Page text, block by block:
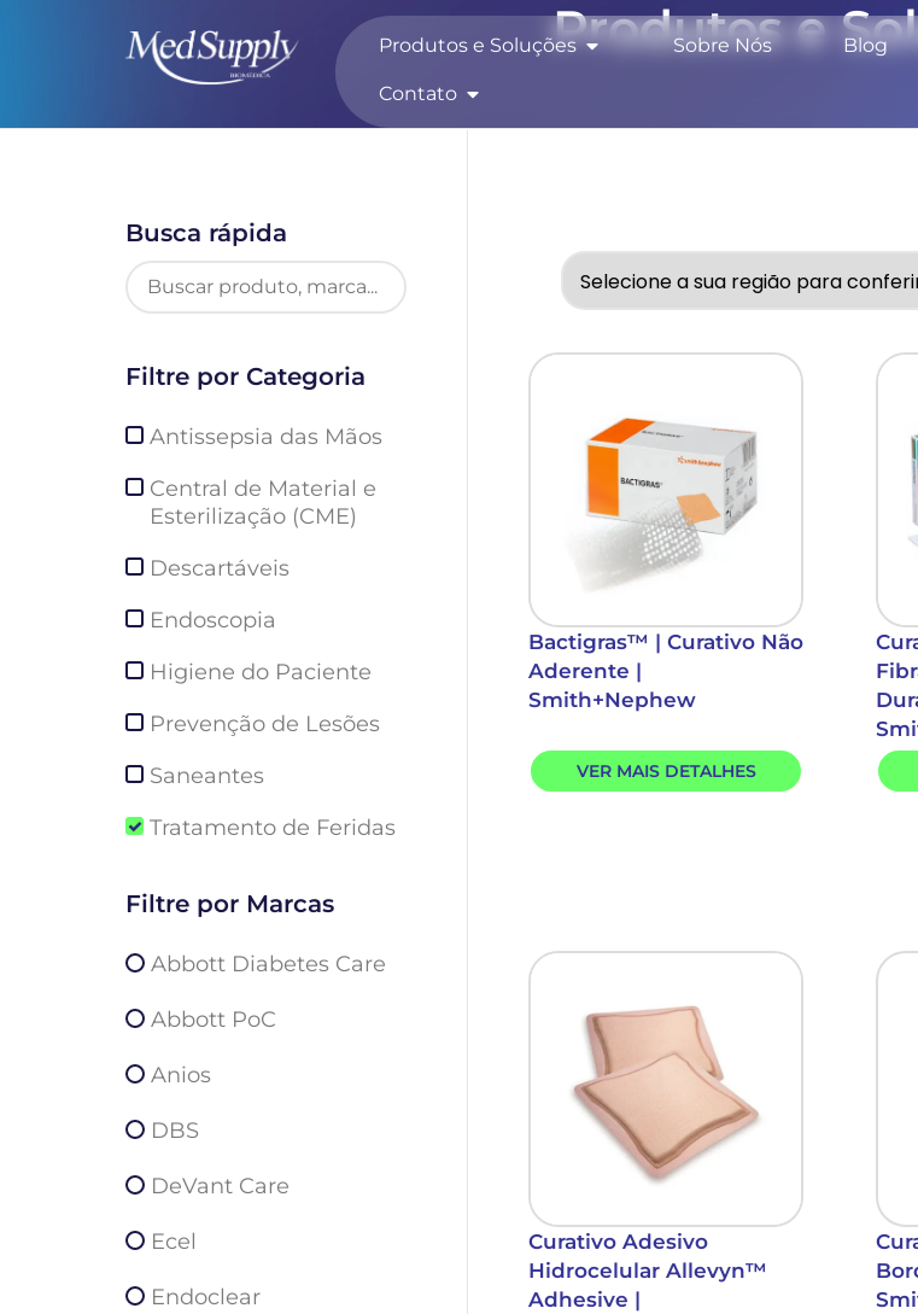
Produtos e Soluções Sobre Nós Blog
Contato
Produtos e
Busca rápida
Filtre por Categoria
Antissepsia das Mãos
Central de Material e
Esterilização (CME)
Descartáveis
Endoscopia
Higiene do Paciente
Prevenção de Lesões
Saneantes
Tratamento de Feridas
Filtre por Marcas
Abbott Diabetes Care
Abbott PoC
Anios
DBS
DeVant Care
Ecel
Endoclear
Bactigras™ | Curativo Não
Aderente |
Smith+Nephew
VER MAIS DETALHES
Curativo Adesivo
Hidrocelular Allevyn™
Adhesive |